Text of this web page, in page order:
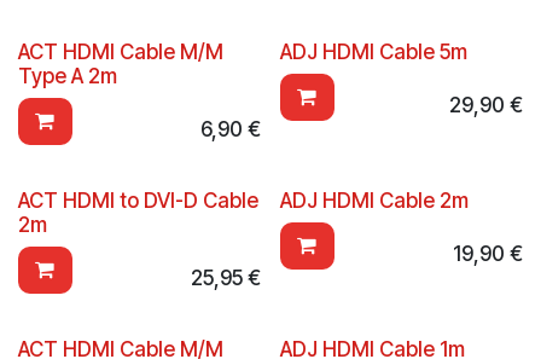
ACT HDMI Cable M/M
Type A 2m
6,90 €
ADJ HDMI Cable 5m
29,90 €
ACT HDMI to DVI-D Cable
2m
25,95€
ADJ HDMI Cable 2m
19,90 €
ACT HDMI Cable M/M
ADJ HDMI Cable 1m